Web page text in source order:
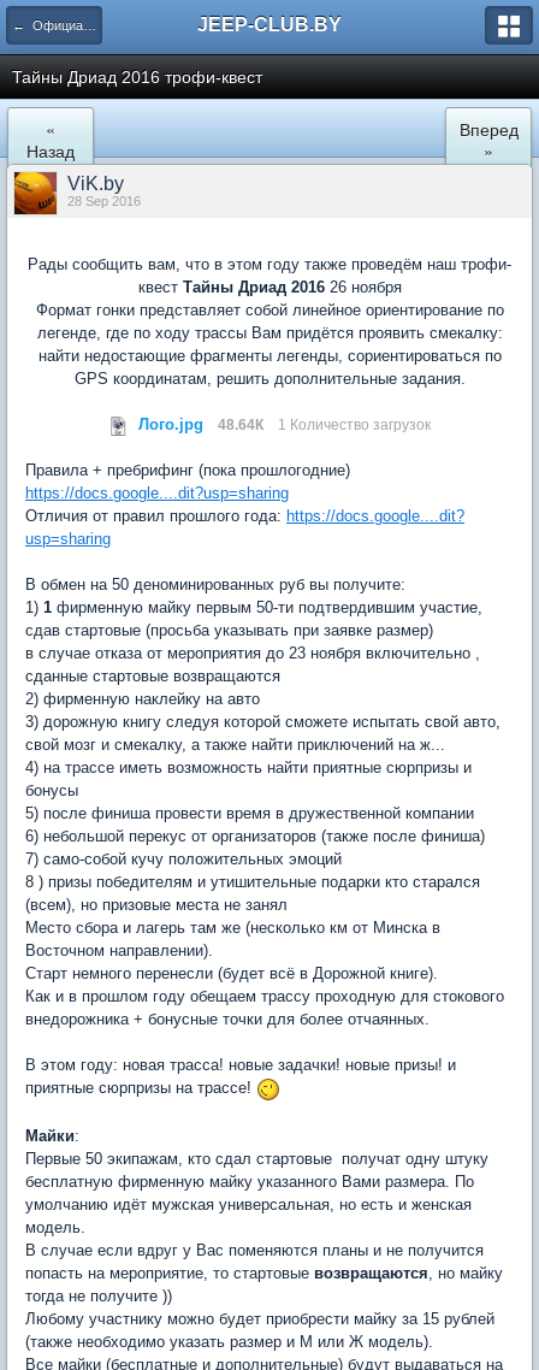
← Официальные клубные мероприятия JEEP-CLUB.BY
Тайны Дриад 2016 трофи-квест
«
Назад
Вперед
»
ViK.by
28 Sep 2016
Рады сообщить вам, что в этом году также проведём наш трофи-
квест Тайны Дриад 201626 ноября
Формат гонки представляет собой линейное ориентирование по
легенде, где по ходу трассы Вам придётся проявить смекалку:
найти недостающие фрагменты легенды, сориентироваться по
GPS координатам, решить дополнительные задания.
Лого.jpg 48.64К 1 Количество загрузок
Правила + пребрифинг (пока прошлогодние)
https://docs.google....dit?usp=sharing
Отличия от правил прошлого года: https://docs.google....dit?
usp=sharing
В обмен на 50 деноминированных руб вы получите:
1) 1 фирменную майку первым 50-ти подтвердившим участие,
сдав стартовые (просьба указывать при заявке размер)
в случае отказа от мероприятия до 23 ноября включительно ,
сданные стартовые возвращаются
2) фирменную наклейку на авто
3) дорожную книгу следуя которой сможете испытать свой авто,
свой мозг и смекалку, а также найти приключений на ж...
4) на трассе иметь возможность найти приятные сюрпризы и
бонусы
5) после финиша провести время в дружественной компании
6) небольшой перекус от организаторов (также после финиша)
7) само-собой кучу положительных эмоций
8 ) призы победителям и утишительные подарки кто старался
(всем), но призовые места не занял
Место сбора и лагерь там же (несколько км от Минска в
Восточном направлении).
Старт немного перенесли (будет всё в Дорожной книге).
Как и в прошлом году обещаем трассу проходную для стокового
внедорожника + бонусные точки для более отчаянных.
В этом году: новая трасса! новые задачки! новые призы! и
приятные сюрпризы на трассе!
Майки:
Первые 50 экипажам, кто сдал стартовые получат одну штуку
бесплатную фирменную майку указанного Вами размера. По
умолчанию идёт мужская универсальная, но есть и женская
модель.
В случае если вдруг у Вас поменяются планы и не получится
попасть на мероприятие, то стартовые возвращаются , но майку
тогда не получите ))
Любому участнику можно будет приобрести майку за 15 рублей
(также необходимо указать размер и М или Ж модель).
Все майки (бесплатные и дополнительные) будут выдаваться на